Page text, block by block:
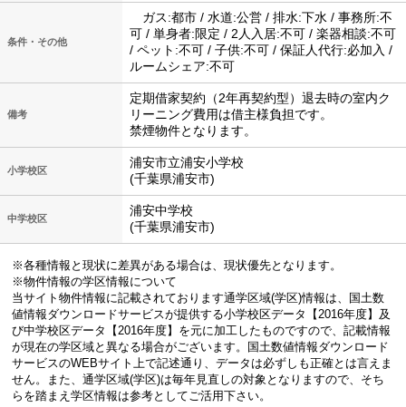
条件・その他
ガス:都市 / 水道:公営 / 排水:下水 / 事務所:不
可 / 単身者:限定 / 2人入居:不可 / 楽器相談:不可
/ ペット:不可 / 子供:不可 / 保証人代行:必加入 /
ルームシェア:不可
備考
定期借家契約（2年再契約型）退去時の室内ク
リーニング費用は借主様負担です。
禁煙物件となります。
小学校区
浦安市立浦安小学校
(千葉県浦安市)
中学校区
浦安中学校
(千葉県浦安市)
※各種情報と現状に差異がある場合は、現状優先となります。
※物件情報の学区情報について
当サイト物件情報に記載されております通学区域(学区)情報は、国土数
値情報ダウンロードサービスが提供する小学校区データ【2016年度】及
び中学校区データ【2016年度】を元に加工したものですので、記載情報
が現在の学区域と異なる場合がございます。国土数値情報ダウンロード
サービスのWEBサイト上で記述通り、データは必ずしも正確とは言えま
せん。また、通学区域(学区)は毎年見直しの対象となりますので、そち
らを踏まえ学区情報は参考としてご活用下さい。